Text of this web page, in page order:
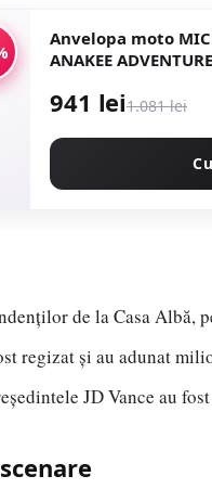
Anvelopa moto
ANAKEE
941 lei1.081 lei
de la Casa Albă,
regizat și au adunat
JD Vance au